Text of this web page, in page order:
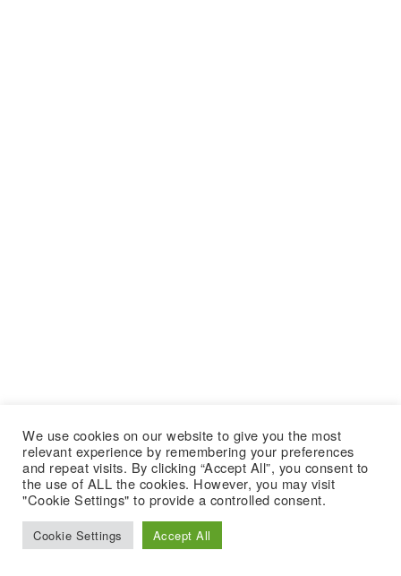
We use cookies on our website to give you the most
relevant experience by remembering your preferences
and repeat visits. By clicking “Accept All”, you consent to
the use of ALL the cookies. However, you may visit
"Cookie Settings" to provide a controlled consent.
Cookie Settings Accept All